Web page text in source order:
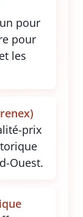
pour
pour
les
prix
Ouest.